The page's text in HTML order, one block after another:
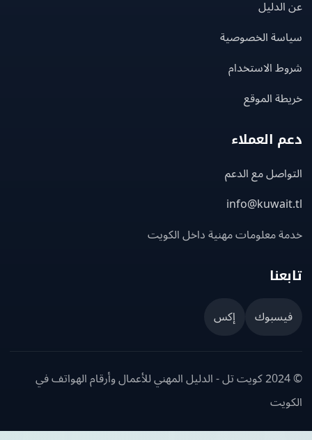
الخصوصية
الاستخدام
الموقع
العملاء
مع الدعم
معلومات مهنية داخل الكويت
إكس
© 2024 كويت تل - الدليل المهني للأعمال وأرقام الهواتف في